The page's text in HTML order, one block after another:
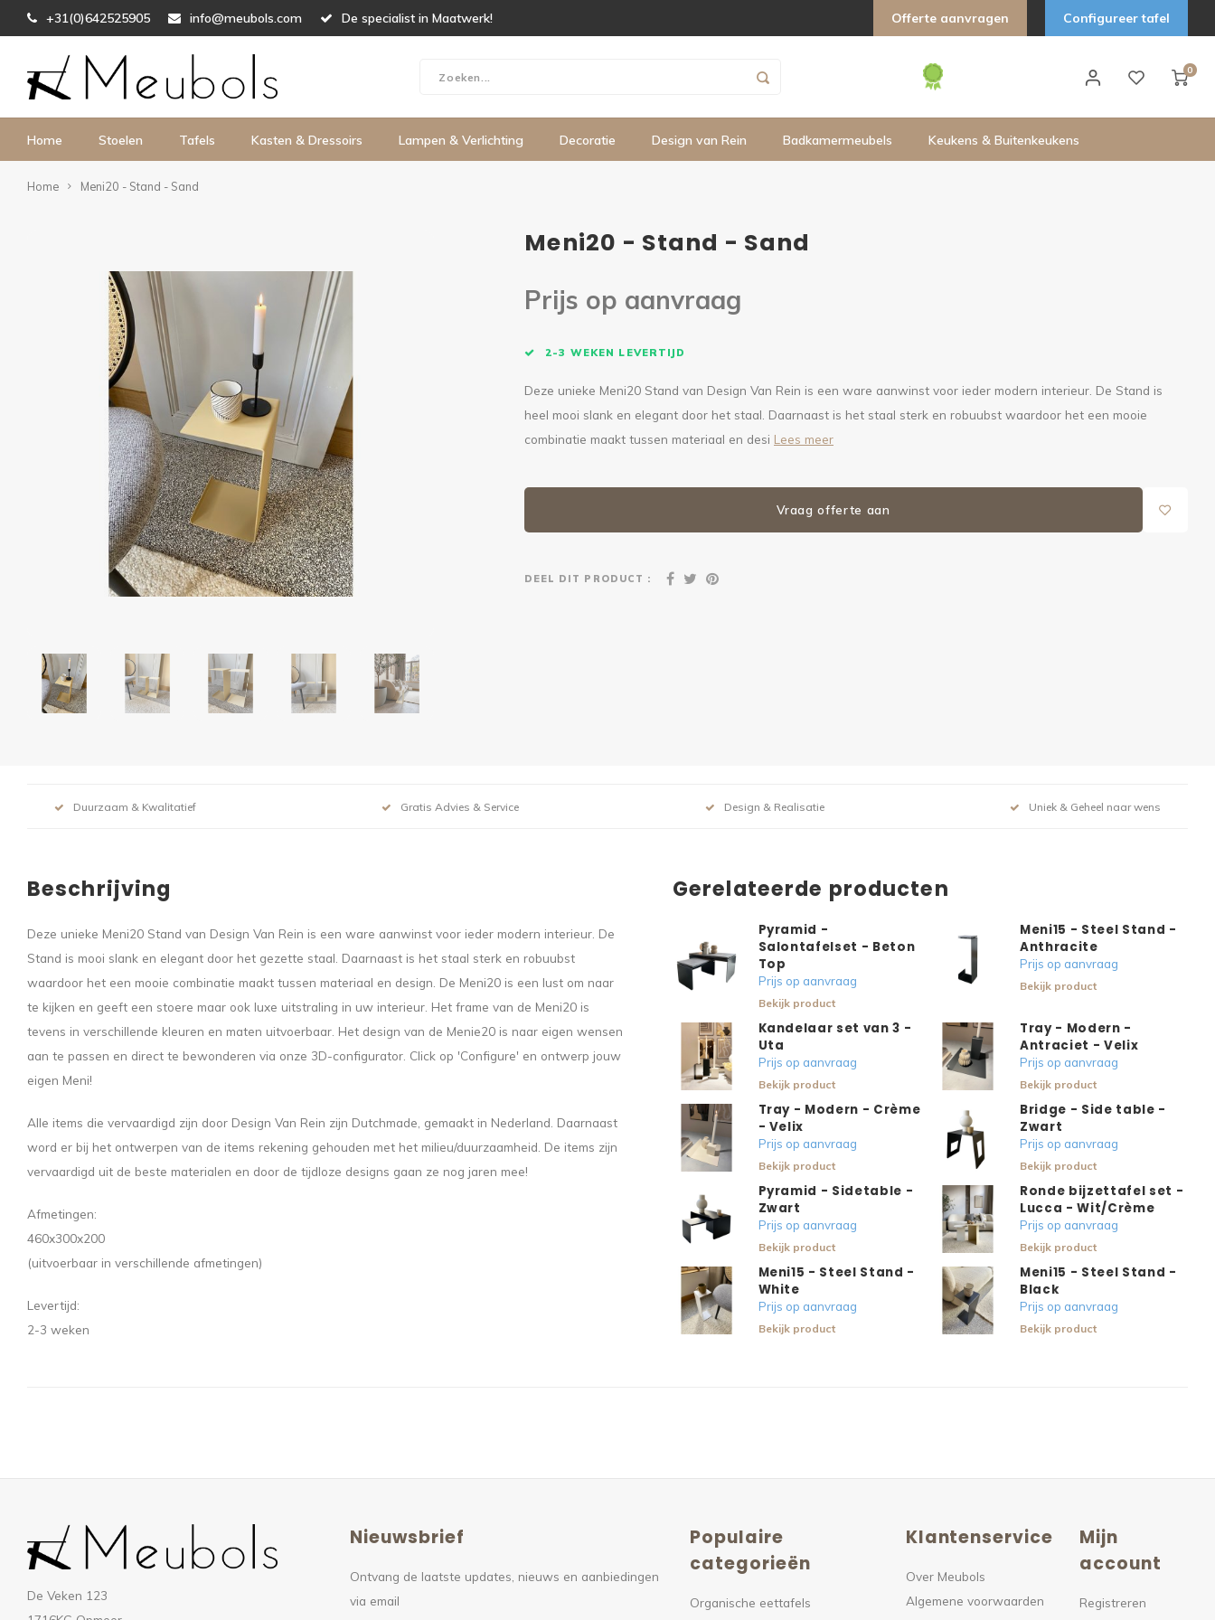
+31(0)642525905 info@meubols.com De specialist in Maatwerk! Offerte aanvragen Configureer tafel
0
Home Stoelen Tafels Kasten & Dressoirs Lampen & Verlichting Decoratie Design van Rein Badkamermeubels Keukens & Buitenkeukens
Home Meni20 - Stand - Sand
Meni20 - Stand - Sand
Prijs op aanvraag
2-3 WEKEN LEVERTIJD
Deze unieke Meni20 Stand van Design Van Rein is een ware aanwinst voor ieder modern interieur. De Stand is
heel mooi slank en elegant door het staal. Daarnaast is het staal sterk en robuubst waardoor het een mooie
combinatie maakt tussen materiaal en desi Lees meer
Vraag offerte aan
DEEL DIT PRODUCT :
Duurzaam & Kwalitatief Gratis Advies & Service Design & Realisatie Uniek & Geheel naar wens
Beschrijving
Deze unieke Meni20 Stand van Design Van Rein is een ware aanwinst voor ieder modern interieur. De
Stand is mooi slank en elegant door het gezette staal. Daarnaast is het staal sterk en robuubst
waardoor het een mooie combinatie maakt tussen materiaal en design. De Meni20 is een lust om naar
te kijken en geeft een stoere maar ook luxe uitstraling in uw interieur. Het frame van de Meni20 is
tevens in verschillende kleuren en maten uitvoerbaar. Het design van de Menie20 is naar eigen wensen
aan te passen en direct te bewonderen via onze 3D-configurator. Click op 'Configure' en ontwerp jouw
eigen Meni!
Alle items die vervaardigd zijn door Design Van Rein zijn Dutchmade, gemaakt in Nederland. Daarnaast
word er bij het ontwerpen van de items rekening gehouden met het milieu/duurzaamheid. De items zijn
vervaardigd uit de beste materialen en door de tijdloze designs gaan ze nog jaren mee!
Afmetingen:
460x300x200
(uitvoerbaar in verschillende afmetingen)
Levertijd:
2-3 weken
Gerelateerde producten
Pyramid -
Salontafelset - Beton
Top
Prijs op aanvraag
Bekijk product
Meni15 - Steel Stand -
Anthracite
Prijs op aanvraag
Bekijk product
Kandelaar set van 3 -
Uta
Prijs op aanvraag
Bekijk product
Tray - Modern -
Antraciet - Velix
Prijs op aanvraag
Bekijk product
Tray - Modern - Crème
- Velix
Prijs op aanvraag
Bekijk product
Bridge - Side table -
Zwart
Prijs op aanvraag
Bekijk product
Pyramid - Sidetable -
Zwart
Prijs op aanvraag
Bekijk product
Ronde bijzettafel set -
Lucca - Wit/Crème
Prijs op aanvraag
Bekijk product
Meni15 - Steel Stand -
White
Prijs op aanvraag
Bekijk product
Meni15 - Steel Stand -
Black
Prijs op aanvraag
Bekijk product
De Veken 123
Nieuwsbrief
Ontvang de laatste updates, nieuws en aanbiedingen
via email
Populaire
categorieën
Organische eettafels
Klantenservice
Over Meubols
Algemene voorwaarden
Mijn
account
Registreren